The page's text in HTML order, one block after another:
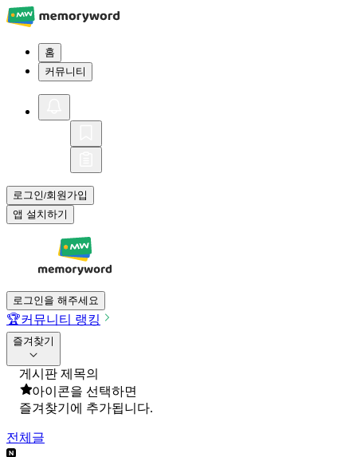
홈
커뮤니티
로그인/회원가입
앱 설치하기
로그인을 해주세요
🏆커뮤니티 랭킹
즐겨찾기
게시판 제목의
아이콘을 선택하면
즐겨찾기에 추가됩니다.
전체글